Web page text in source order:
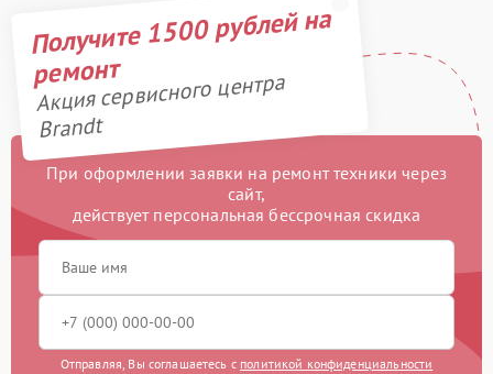
Получите 1500 рублей на
ремонт
Акция сервисного центра
Brandt
При оформлении заявки на ремонт техники через
сайт,
действует персональная бессрочная скидка
Отправляя, Вы соглашаетесь с политикой конфиденциальности